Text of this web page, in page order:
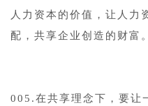
人力资本的价值，让人力
配，共享企业创造的财富。
005.在共享理念下，要让